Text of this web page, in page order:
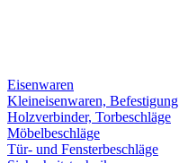
Eisenwaren
Kleineisenwaren, Befestigung
Holzverbinder, Torbeschläge
Möbelbeschläge
Tür- und Fensterbeschläge